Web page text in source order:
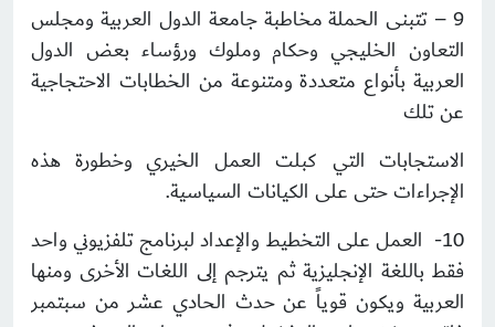
9 – تتبنى الحملة مخاطبة جامعة الدول العربية ومجلس
التعاون الخليجي وحكام وملوك ورؤساء بعض الدول
العربية بأنواع متعددة ومتنوعة من الخطابات الاحتجاجية
عن تلك
الاستجابات التي كبلت العمل الخيري وخطورة هذه
الإجراءات حتى على الكيانات السياسية.
10- العمل على التخطيط والإعداد لبرنامج تلفزيوني واحد
فقط باللغة الإنجليزية ثم يترجم إلى اللغات الأخرى ومنها
العربية ويكون قوياً عن حدث الحادي عشر من سبتمبر